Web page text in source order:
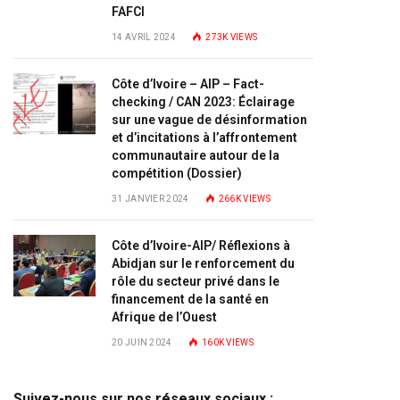
FAFCI
14 AVRIL 2024 273K VIEWS
Côte d’Ivoire – AIP – Fact-
checking / CAN 2023: Éclairage
sur une vague de désinformation
et d’incitations à l’affrontement
communautaire autour de la
compétition (Dossier)
31 JANVIER 2024 266KVIEWS
Côte d’Ivoire-AIP/ Réflexions à
Abidjan sur le renforcement du
rôle du secteur privé dans le
financement de la santé en
Afrique de l’Ouest
20 JUIN 2024 160KVIEWS